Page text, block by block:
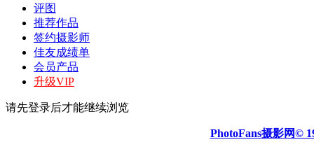
评图
推荐作品
签约摄影师
佳友成绩单
会员产品
升级VIP
请先登录后才能继续浏览
PhotoFans摄影网©